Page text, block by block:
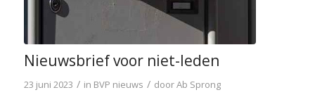
Nieuwsbrief voor niet-leden
23 juni 2023 / in BVP nieuws / doorAb Sprong